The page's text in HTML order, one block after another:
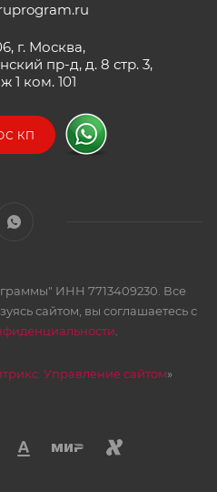
г. Москва,
пр-д, д. 8 стр. 3,
1 ком. 101
КП
ИНН 7713409230. Все
сайтом, вы соглашаетесь с
Управление сайтом»